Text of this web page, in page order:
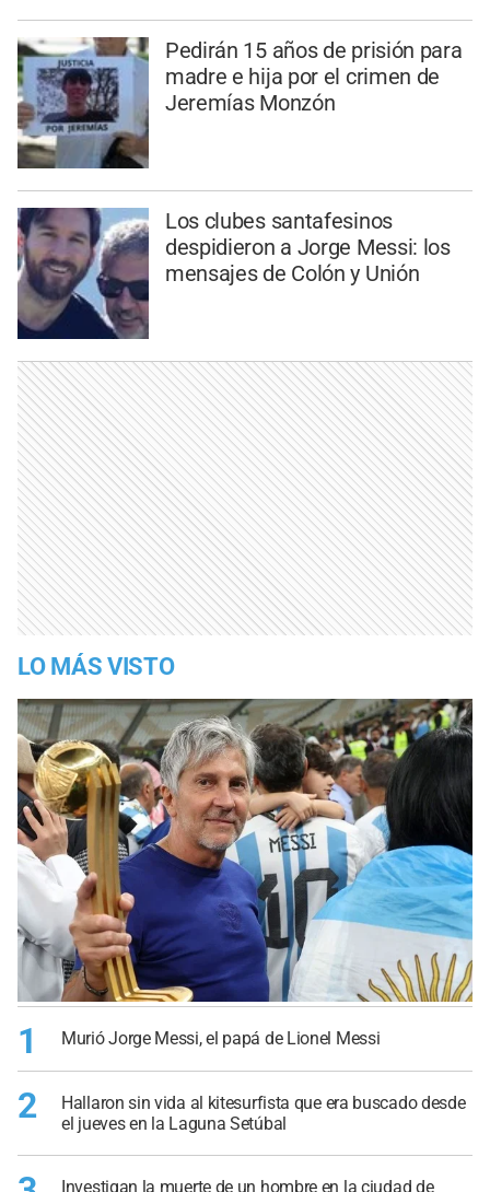
Pedirán 15 años de prisión para
madre e hija por el crimen de
Jeremías Monzón
Los clubes santafesinos
despidieron a Jorge Messi: los
mensajes de Colón y Unión
LO MÁS VISTO
1 Murió Jorge Messi, el papá de Lionel Messi
2
Hallaron sin vida al kitesurfista que era buscado desde
el jueves en la Laguna Setúbal
Investigan la muerte de un hombre en la ciudad de